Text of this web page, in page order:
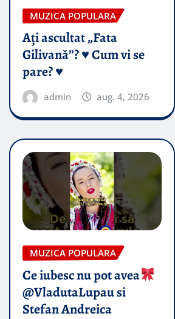
MUZICA POPULARA
Ați ascultat „Fata
Gilivană”? ♥️ Cum vi se
pare? ♥️
admin aug. 4, 2026
MUZICA POPULARA
Ce iubesc nu pot avea
@VladutaLupau si
Stefan Andreica